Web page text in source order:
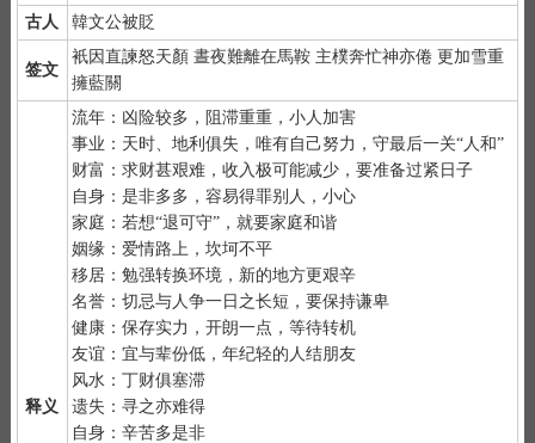
古人
韓文公被貶
签文
衹因直諫怒天顏 晝夜難離在馬鞍 主樸奔忙神亦倦 更加雪重
擁藍關
释义
流年：凶险较多，阻滞重重，小人加害
事业：天时、地利俱失，唯有自己努力，守最后一关“人和”
财富：求财甚艰难，收入极可能减少，要准备过紧日子
自身：是非多多，容易得罪别人，小心
家庭：若想“退可守”，就要家庭和谐
姻缘：爱情路上，坎坷不平
移居：勉强转换环境，新的地方更艰辛
名誉：切忌与人争一日之长短，要保持谦卑
健康：保存实力，开朗一点，等待转机
友谊：宜与辈份低，年纪轻的人结朋友
风水：丁财俱塞滞
遗失：寻之亦难得
自身：辛苦多是非
抽签前先净手后双手合十虔诚默念 "大仙大仙、指点迷津"。
默念自己姓名、出生时间、居住地址；再请求需要指点的事
情；最后点上面的签筒开始抽签！心诚则灵，否则掷到笑杯的机率
很高。
抽签的时间：中午十二点左右和晚上十一点前或者后，晚上十
一点是阴阳相接之时，最适宜抽签，抽签的信息也最准确；房事后
和打雷下大雨时不要抽签，因为此时信息不稳。